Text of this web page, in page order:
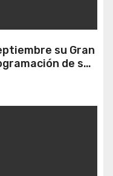
su Gran
de sus